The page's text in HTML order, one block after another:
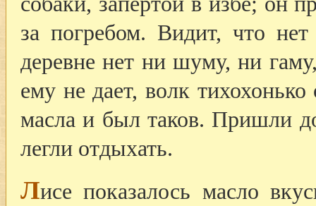
за погребом. Видит, что
деревне нет ни шуму, ни
ему не дает, волк
масла и был таков. Пришли
легли отдыхать.
Лисе показалось масло